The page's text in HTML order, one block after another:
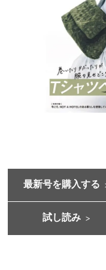
最新号を購入する
試し読み